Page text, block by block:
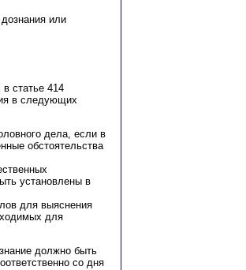
или
статье 414
в следующих
дела, если в
обстоятельства
установлены в
для выяснения
для
должно быть
со дня